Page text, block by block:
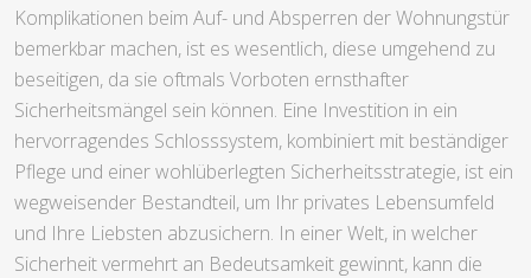
Komplikationen beim Auf- und Absperren der Wohnungstür
bemerkbar machen, ist es wesentlich, diese umgehend zu
beseitigen, da sie oftmals Vorboten ernsthafter
Sicherheitsmängel sein können. Eine Investition in ein
hervorragendes Schlosssystem, kombiniert mit beständiger
Pflege und einer wohlüberlegten Sicherheitsstrategie, ist ein
wegweisender Bestandteil, um Ihr privates Lebensumfeld
und Ihre Liebsten abzusichern. In einer Welt, in welcher
Sicherheit vermehrt an Bedeutsamkeit gewinnt, kann die